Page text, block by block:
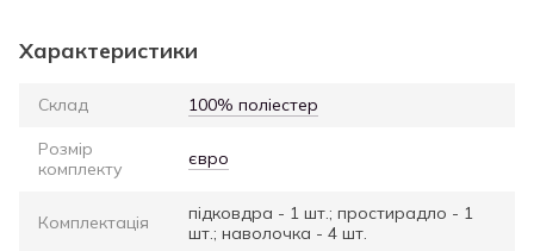
Характеристики
Склад 100% поліестер
Розмір
комплекту
євро
Комплектація
підковдра - 1 шт.; простирадло - 1
шт.; наволочка - 4 шт.